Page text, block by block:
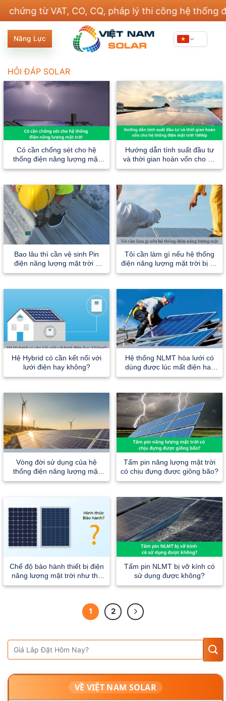
nội
dung
từ VAT, CO, CQ, pháp lý thi công hệ thống điện
Năng Lực
HỎI ĐÁP SOLAR
Có cần chống sét cho hệ
thống điện năng lượng mặt
trời ?
Hướng dẫn tính suất đầu tư
và thời gian hoàn vốn cho hệ
thống điện mặt trời 1MWp
Bao lâu thì cần vệ sinh Pin
điện năng lượng mặt trời 1
lần?
Tôi cần làm gì nếu hệ thống
điện năng lượng mặt trời bị sự
cố, hoặc bị lỗi?
Hệ Hybrid có cần kết nối với
lưới điện hay không?
Hệ thống NLMT hòa lưới có
dùng được lúc mất điện hay
không?
Vòng đời sử dụng của hệ
thống điện năng lượng mặt
trời là bao lâu?
Tấm pin năng lượng mặt trời
có chịu đựng được giông bão?
Chế độ bảo hành thiết bị điện
năng lượng mặt trời như thế
nào?
Tấm pin NLMT bị vỡ kính có
sử dụng được không?
1 2
VỀ VIỆT NAM SOLAR